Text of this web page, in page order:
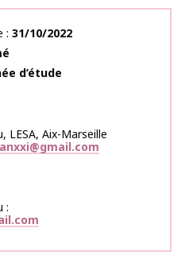
31/10/2022
d’étude
, LESA, Aix-Marseille